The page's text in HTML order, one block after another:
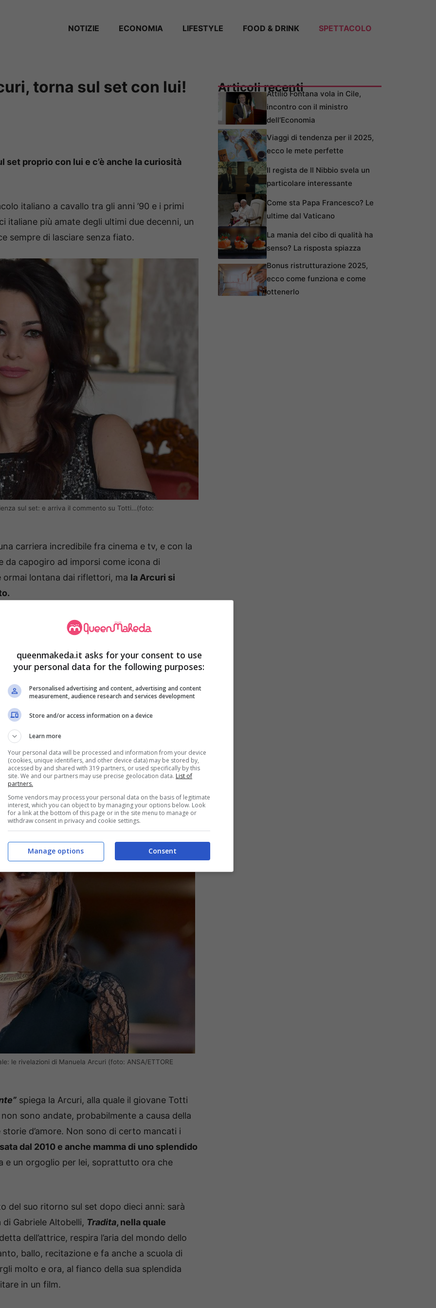
NOTIZIE ECONOMIA LIFESTYLE FOOD & DRINK SPETTACOLO
torna sul set con lui!
set proprio con lui e c’è anche la curiosità
italiano a cavallo tra gli anni ’90 e i primi
italiane più amate degli ultimi due decenni, un
sempre di lasciare senza fiato.
sul set: e arriva il commento su Totti…(foto:
carriera incredibile fra cinema e tv, e con la
da capogiro ad imporsi come icona di
ormai lontana dai riflettori, ma la Arcuri si
l’attrice ha parlato del suoritorno sul set,
; a colpire poi anche le parole su
incredibili.
set proprio con lui: e su
ha avuto modo di ripercorrere alcune
sue esperienze lavorative che anche della sua
ebbe un flirt con un altrettanto giovane
con Ilary Blasi e di tutte le vicende attuali
le rivelazioni di Manuela Arcuri (foto: ANSA/ETTORE
spiega la Arcuri, alla quale il giovane Totti
sono andate, probabilmente a causa della
d’amore. Non sono di certo mancati i
dal 2010 e anche mamma di uno splendido
e un orgoglio per lei, soprattutto ora che
del suo ritorno sul set dopo dieci anni: sarà
Gabriele Altobelli, Tradita, nella quale
dell’attrice, respira l’aria del mondo dello
ballo, recitazione e fa anche a scuola di
molto e ora, al fianco della sua splendida
in un film.
Articoli recentiAttilio Fontana vola in Cile,
incontro con il ministro
dell’Economia
Viaggi di tendenza per il 2025,
ecco le mete perfette
Il regista de Il Nibbio svela un
particolare interessante
Come sta Papa Francesco? Le
ultime dal Vaticano
La mania del cibo di qualità ha
senso? La risposta spiazza
Bonus ristrutturazione 2025,
ecco come funziona e come
ottenerlo
queenmakeda.it asks for your consent to use
your personal data for the following purposes:
Personalised advertising and content, advertising and content
measurement, audience research and services development
Store and/or access information on a device
Learn more
Your personal data will be processed and information from your device
(cookies, unique identifiers, and other device data) may be stored by,
accessed by and shared with 319 partners, or used specifically by this
site. We and our partners may use precise geolocation data. List of
partners.
Some vendors may process your personal data on the basis of legitimate
interest, which you can object to by managing your options below. Look
for a link at the bottom of this page or in the site menu to manage or
withdraw consent in privacy and cookie settings.
Consent
Manage options